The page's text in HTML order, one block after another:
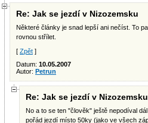
Re: Jak se jezdí v Nizozemsku
Některé články je snad lepší ani nečíst. To
rovnou střílet.
[ Zpět ]
Datum: 10.05.2007
Autor: Petrun
Re: Jak se jezdí v Nizozemsku
No a to se ten "člověk" ještě nepodíval
pořád jezdí místo 50ky (jako ve všech